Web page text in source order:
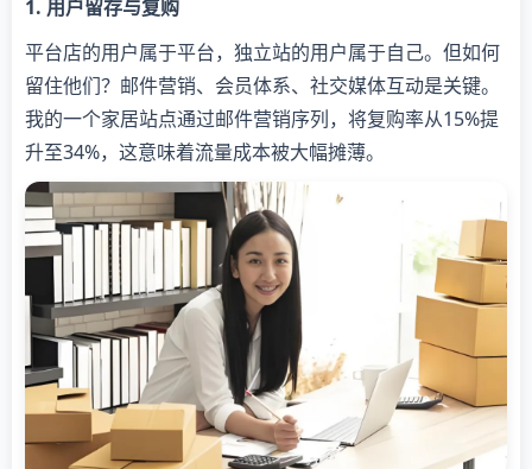
​1. 用户留存与复购​
平台店的用户属于平台，独立站的用户属于自己。但如何
留住他们？邮件营销、会员体系、社交媒体互动是关键。
我的一个家居站点通过邮件营销序列，将复购率从15%提
升至34%，这意味着流量成本被大幅摊薄。